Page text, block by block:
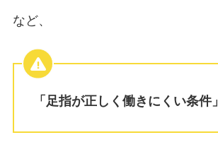
など、
「足指が正しく働きにくい条件」